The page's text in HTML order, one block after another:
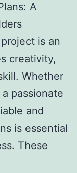
A
is an
creativity,
Whether
passionate
and
is essential
These